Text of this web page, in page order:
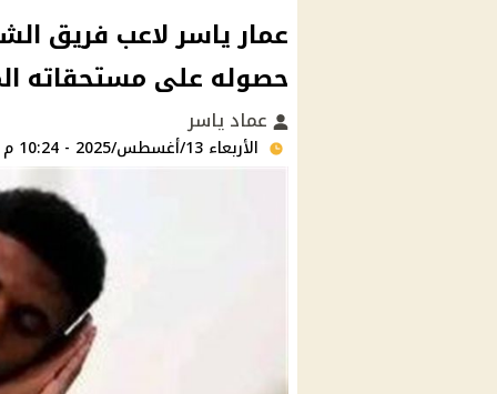
عمار ياسر لاعب فريق
حصوله على مستحقاته
عماد ياسر
الأربعاء 13/أغسطس/2025 - 10:24 م